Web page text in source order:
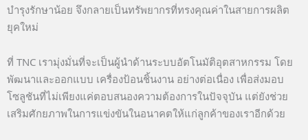
บำรุงรักษาน้อย จึงกลายเป็นทรัพยากรที่ทรงคุณค่าในสายการผลิต
ยุคใหม่
ที่ TNC เรามุ่งมั่นที่จะเป็นผู้นำด้านระบบอัตโนมัติอุตสาหกรรม โดย
พัฒนาและออกแบบ เครื่องป้อนชิ้นงาน อย่างต่อเนื่อง เพื่อส่งมอบ
โซลูชันที่ไม่เพียงแค่ตอบสนองความต้องการในปัจจุบัน แต่ยังช่วย
เสริมศักยภาพในการแข่งขันในอนาคตให้แก่ลูกค้าของเราอีกด้วย